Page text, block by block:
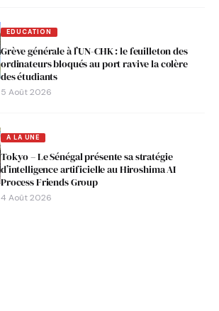
EDUCATION
Grève générale à l’UN-CHK : le feuilleton des
ordinateurs bloqués au port ravive la colère
des étudiants
5 Août 2026
A LA UNE
Tokyo – Le Sénégal présente sa stratégie
d’intelligence artificielle au Hiroshima AI
Process Friends Group
4 Août 2026